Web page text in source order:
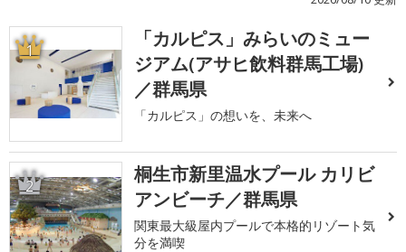
1
「カルピス」みらいのミュー
ジアム(アサヒ飲料群馬工場)
／群馬県
「カルピス」の想いを、未来へ
2
桐生市新里温水プール カリビ
アンビーチ／群馬県
関東最大級屋内プールで本格的リゾート気
分を満喫